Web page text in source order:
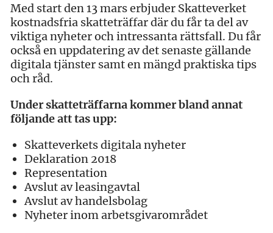
Med start den 13 mars erbjuder Skatteverket
kostnadsfria skatteträffar där du får ta del av
viktiga nyheter och intressanta rättsfall. Du får
också en uppdatering av det senaste gällande
digitala tjänster samt en mängd praktiska tips
och råd.
Under skatteträffarna kommer bland annat
följande att tas upp:
Skatteverkets digitala nyheter
Deklaration 2018
Representation
Avslut av leasingavtal
Avslut av handelsbolag
Nyheter inom arbetsgivarområdet